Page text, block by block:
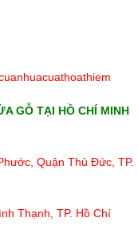
GỖ TẠI HỒ CHÍ MINH
Quận Thủ Đức, TP.
Thạnh, TP. Hồ Chí